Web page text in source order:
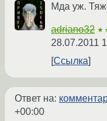
Мда уж.
adriano32
28.07.2011
Ссылка
Ответ на:
+00:00